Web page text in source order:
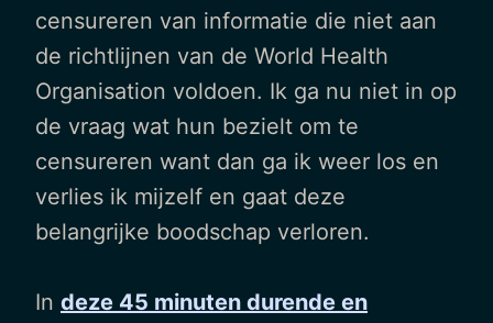
censureren van informatie die niet aan
de richtlijnen van de World Health
Organisation voldoen. Ik ga nu niet in op
de vraag wat hun bezielt om te
censureren want dan ga ik weer los en
verlies ik mijzelf en gaat deze
belangrijke boodschap verloren.
In deze 45 minuten durende en